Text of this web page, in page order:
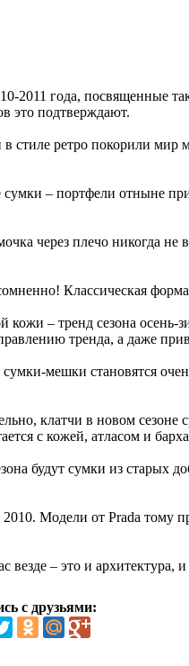
2011 года, посвященные
это подтверждают.
ретро покорили мир
– портфели отныне
через плечо никогда
Классическая форма
– тренд сезона осень-
тренда, а даже
мешки становятся
клатчи в новом
с кожей, атласом и
будут сумки из старых
Модели от Prada тому
– это и архитектура,
с друзьями: